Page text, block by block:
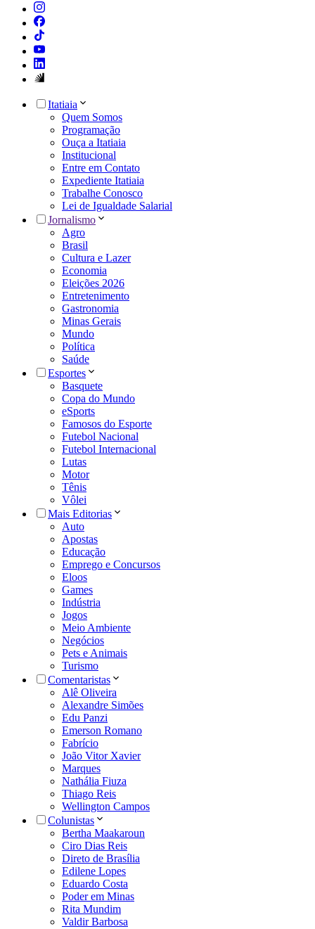
Itatiaia
Quem Somos
Programação
Ouça a Itatiaia
Institucional
Entre em Contato
Expediente Itatiaia
Trabalhe Conosco
Lei de Igualdade Salarial
Jornalismo
Agro
Brasil
Cultura e Lazer
Economia
Eleições 2026
Entretenimento
Gastronomia
Minas Gerais
Mundo
Política
Saúde
Esportes
Basquete
Copa do Mundo
eSports
Famosos do Esporte
Futebol Nacional
Futebol Internacional
Lutas
Motor
Tênis
Vôlei
Mais Editorias
Auto
Apostas
Educação
Emprego e Concursos
Eloos
Games
Indústria
Jogos
Meio Ambiente
Negócios
Pets e Animais
Turismo
Comentaristas
Alê Oliveira
Alexandre Simões
Edu Panzi
Emerson Romano
Fabrício
João Vitor Xavier
Marques
Nathália Fiuza
Thiago Reis
Wellington Campos
Colunistas
Bertha Maakaroun
Ciro Dias Reis
Direto de Brasília
Edilene Lopes
Eduardo Costa
Poder em Minas
Rita Mundim
Valdir Barbosa